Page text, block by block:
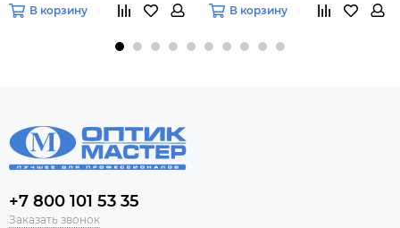
В корзину
В корзину
+7 800 101 53 35
Заказать звонок